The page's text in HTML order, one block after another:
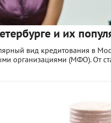
и их
вид кредитования в
организациями (МФО). От